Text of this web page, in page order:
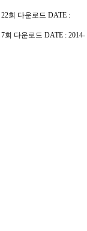
22회 다운로드 DATE :
7회 다운로드 DATE : 2014-